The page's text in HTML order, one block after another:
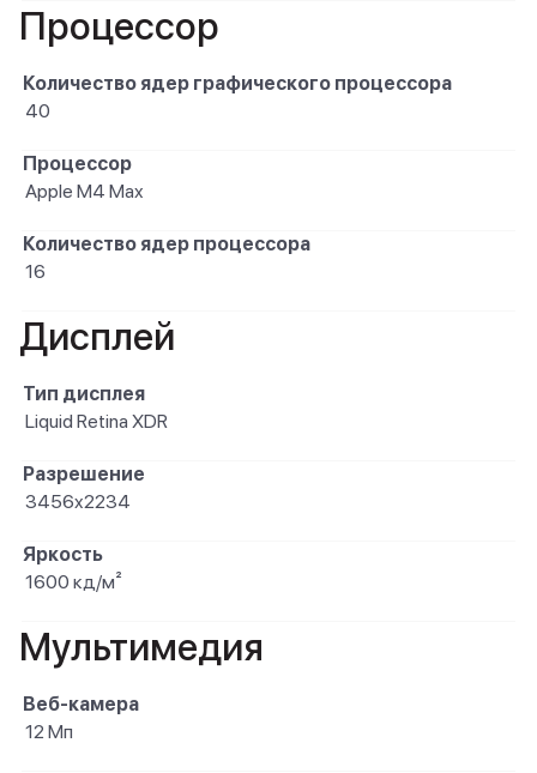
Процессор
Количество ядер графического процессора
40
Процессор
Apple M4 Max
Количество ядер процессора
16
Дисплей
Тип дисплея
Liquid Retina XDR
Разрешение
3456x2234
Яркость
1600 кд/м²
Мультимедия
Веб-камера
12 Мп